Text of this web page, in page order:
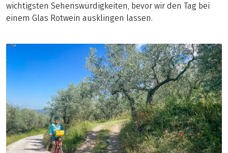
wichtigsten Sehenswürdigkeiten, bevor wir den Tag bei
einem Glas Rotwein ausklingen lassen.